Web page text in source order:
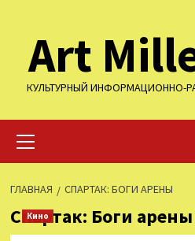
содержимому
Art
КУЛЬТУРНЫЙ ИНФОРМАЦИОННО-
меню
ГЛАВНАЯ СПАРТАК: БОГИ АРЕНЫ
Спартак: Боги арены
Кино